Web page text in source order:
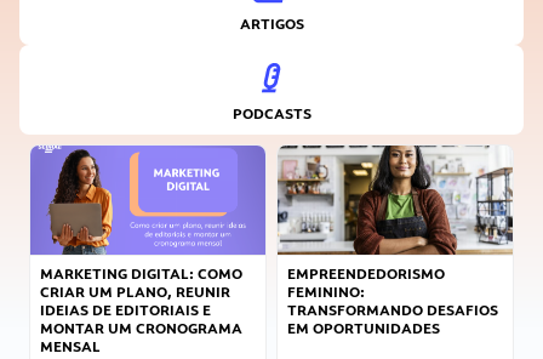
ARTIGOS
PODCASTS
MARKETING DIGITAL: COMO
CRIAR UM PLANO, REUNIR
IDEIAS DE EDITORIAIS E
MONTAR UM CRONOGRAMA
MENSAL
EMPREENDEDORISMO
FEMININO:
TRANSFORMANDO DESAFIOS
EM OPORTUNIDADES